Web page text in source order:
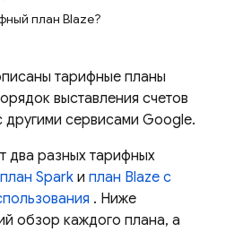
план Blaze?
тарифные планы
выставления счетов
другими сервисами Google.
два разных тарифных
Spark и план Blaze с
. Ниже
обзор каждого плана, а